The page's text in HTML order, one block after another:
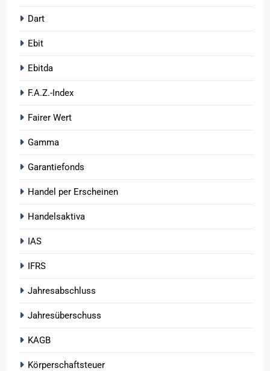
Dart
Ebit
Ebitda
F.A.Z.-Index
Fairer Wert
Gamma
Garantiefonds
Handel per Erscheinen
Handelsaktiva
IAS
IFRS
Jahresabschluss
Jahresüberschuss
KAGB
Körperschaftsteuer